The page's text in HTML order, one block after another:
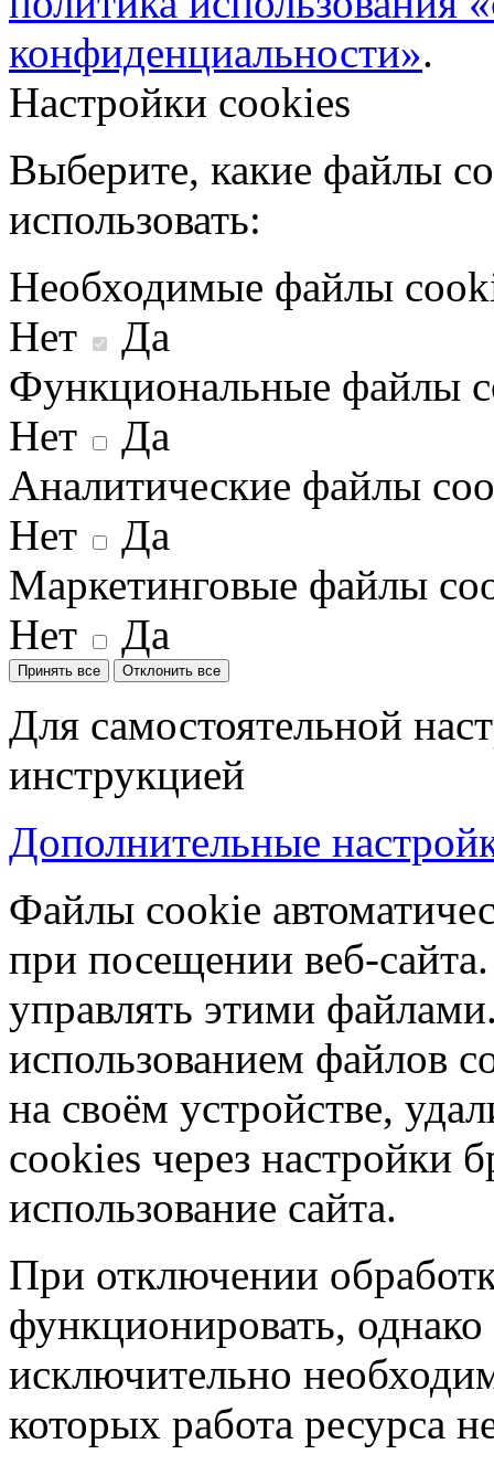
конфиденциальности».
Настройки cookies
Выберите, какие файлы
использовать:
Необходимые файлы
Нет
Да
Функциональные файлы
Нет
Да
Аналитические файлы
Нет
Да
Маркетинговые файлы
Нет
Да
Принять все Отклонить все
Для самостоятельной
инструкцией
Дополнительные
Файлы cookie
при посещении веб-
управлять этими
использованием файлов
на своём устройстве,
cookies через настройки
использование сайта.
При отключении
функционировать, однако
исключительно
которых работа ресурса